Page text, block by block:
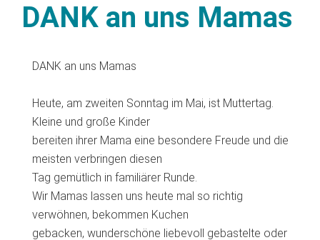
DANK an uns Mamas
DANK an uns Mamas
Heute, am zweiten Sonntag im Mai, ist Muttertag.
Kleine und große Kinder
bereiten ihrer Mama eine besondere Freude und die
meisten verbringen diesen
Tag gemütlich in familiärer Runde.
Wir Mamas lassen uns heute mal so richtig
verwöhnen, bekommen Kuchen
gebacken, wunderschöne liebevoll gebastelte oder